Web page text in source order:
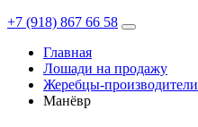
+7 (918) 867 66 58
Главная
Лошади на продажу
Жеребцы-производители
Манёвр